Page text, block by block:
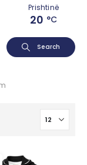
Prishtinë
20 °C
Search